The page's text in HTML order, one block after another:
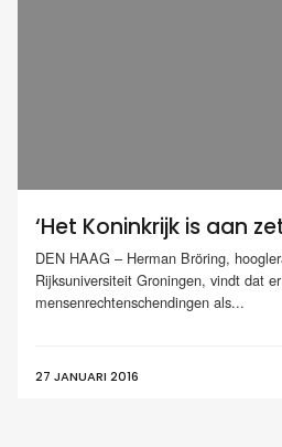
‘Het Koninkrijk is aan
DEN HAAG – Herman Bröring,
Rijksuniversiteit Groningen, vindt dat
mensenrechtenschendingen als...
27 JANUARI 2016